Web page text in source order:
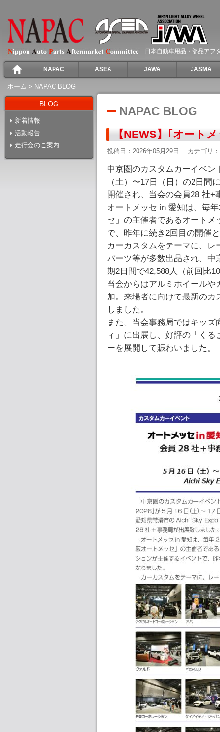
日本自動車用品・部品アフ
NAPAC ASEA JAWA JASMA
ホーム > NAPAC BLOG
BLOG
新着情報
活動報告
走行会のご案内
NAPAC BLOG
【NEWS】｢オート
投稿日：2026年05月29日 カテゴリ：
中京圏のカスタムカーイベン
（土）〜17日（日）の2日間
開催され、当会の会員28 社+
オートメッセ in 愛知は、毎
セ」の主催者であるオートメ
で、昨年に続き2回目の開催
カーカスタムをテーマに、
パーツ等が多数出品され、中
期2日間で42,588人（前回比
当会からはアルミホイールや
加。来場者に向けて最新のカ
しました。
また、当会事務局ではキッ
ィ」に出展し、好評の「く
ーを展開して賑わいました。